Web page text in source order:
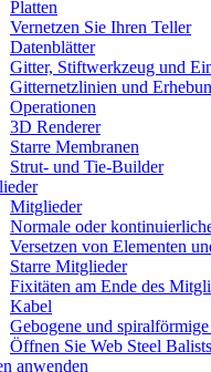
Platten
Vernetzen Sie Ihren Teller
Datenblätter
Gitter, Stiftwerkzeug und
Gitternetzlinien und
Operationen
3D Renderer
Starre Membranen
Strut- und Tie-Builder
Mitglieder
Normale oder
Versetzen von Elementen
Starre Mitglieder
Fixitäten am Ende des
Kabel
Gebogene und
Öffnen Sie Web Steel
anwenden